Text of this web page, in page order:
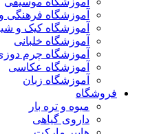
آموزشگاه فرهنگی
آموزشگاه کیک و
آموزشگاه خلبانی
آموزشگاه چرم
آموزشگاه عکاسی
آموزشگاه زبان
فروشگاه
میوه و تره بار
داروی گیاهی